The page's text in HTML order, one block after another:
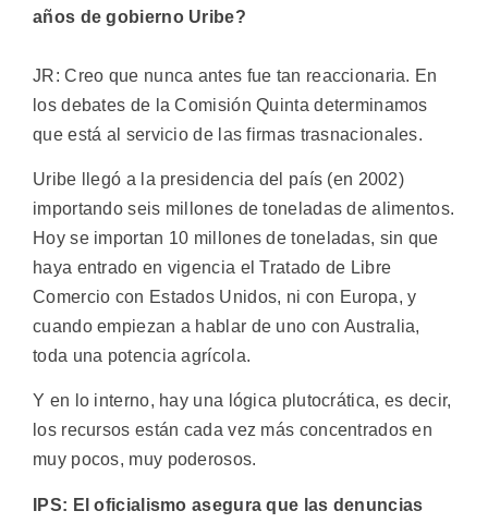
años de gobierno Uribe?
JR: Creo que nunca antes fue tan reaccionaria. En
los debates de la Comisión Quinta determinamos
que está al servicio de las firmas trasnacionales.
Uribe llegó a la presidencia del país (en 2002)
importando seis millones de toneladas de alimentos.
Hoy se importan 10 millones de toneladas, sin que
haya entrado en vigencia el Tratado de Libre
Comercio con Estados Unidos, ni con Europa, y
cuando empiezan a hablar de uno con Australia,
toda una potencia agrícola.
Y en lo interno, hay una lógica plutocrática, es decir,
los recursos están cada vez más concentrados en
muy pocos, muy poderosos.
IPS: El oficialismo asegura que las denuncias